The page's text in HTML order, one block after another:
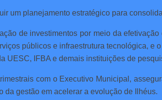
um planejamento estratégico para
de investimentos por meio da
públicos e infraestrutura tecnológica, e
UESC, IFBA e demais instituições de
com o Executivo Municipal,
da gestão em acelerar a evolução de Ilhéus.